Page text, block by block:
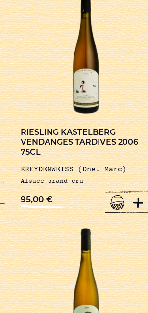
RIESLING KASTELBERG
VENDANGES TARDIVES 2006
75CL
KREYDENWEISS (Dne. Marc)
Alsace grand cru
95,00€ +